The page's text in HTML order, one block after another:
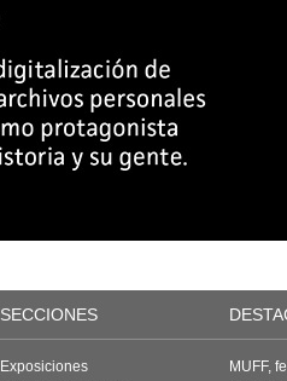
SECCIONES
Exposiciones
MUFF,